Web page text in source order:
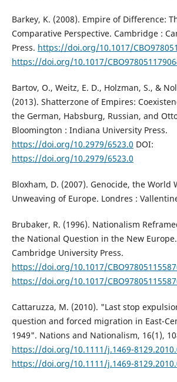
Barkey, K. (2008). Empire of Difference:
Comparative Perspective. Cambridge :
Press. https://doi.org/10.1017/
https://doi.org/10.1017/
Bartov, O., Weitz, E. D., Holzman, S., &
(2013). Shatterzone of Empires:
the German, Habsburg, Russian, and
Bloomington : Indiana University Press.
https://doi.org/10.2979/6523.0 DOI:
https://doi.org/10.2979/6523.0
Bloxham, D. (2007). Genocide, the World
Unweaving of Europe. Londres :
Brubaker, R. (1996). Nationalism
the National Question in the New
Cambridge University Press.
https://doi.org/10.1017/
https://doi.org/10.1017/
Cattaruzza, M. (2010). "Last stop
question and forced migration in East-
1949". Nations and Nationalism, 16(1),
https://doi.org/10.1111/j.1469-
https://doi.org/10.1111/j.1469-